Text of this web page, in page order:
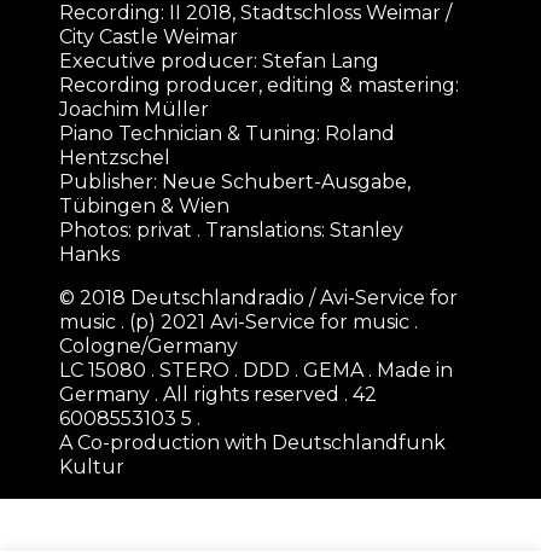
Recording: II 2018, Stadtschloss Weimar /
City Castle Weimar
Executive producer: Stefan Lang
Recording producer, editing & mastering:
Joachim Müller
Piano Technician & Tuning: Roland
Hentzschel
Publisher: Neue Schubert-Ausgabe,
Tübingen & Wien
Photos: privat . Translations: Stanley
Hanks
© 2018 Deutschlandradio / Avi-Service for
music . (p) 2021 Avi-Service for music .
Cologne/Germany
LC 15080 . STERO . DDD . GEMA . Made in
Germany . All rights reserved . 42
6008553103 5 .
A Co-production with Deutschlandfunk
Kultur